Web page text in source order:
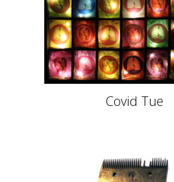
Covid Tue